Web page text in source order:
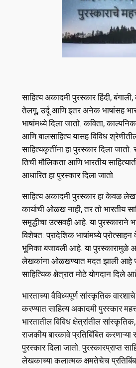
साहित्य अकादमी पुरस्कार हिंदी,
तेलगू, उर्दू आणि इतर अनेक भाषांसह
भाषांमध्ये दिला जातो. कविता,
आणि बालसाहित्य यासह विविध
साहित्यकृतींना हा पुरस्कार दिला जातो.
तिची मौलिकता आणि भारतीय
आधारित हा पुरस्कार दिला जातो.
साहित्य अकादमी पुरस्कार हा केवळ
कार्याची ओळख नाही, तर तो भारतीय
समृद्धीचा उत्सवही आहे. या पुरस्काराने
विशेषत: प्रादेशिक भाषांमध्ये प्रोत्साहन
भूमिका बजावली आहे. या पुरस्कारामुळे
लेखकांना ओळखण्यात मदत झाली आहे
साहित्यिक क्षेत्रात मोठे योगदान दिले
भारताच्या वैविध्यपूर्ण सांस्कृतिक
करण्यात साहित्य अकादमी पुरस्कार
भारतातील विविध क्षेत्रांतील
राजकीय बारकावे प्रतिबिंबित करणाऱ्या
पुरस्कार दिला जातो. पुरस्कारप्राप्त
लेखकाच्या कलात्मक क्षमतेचेच